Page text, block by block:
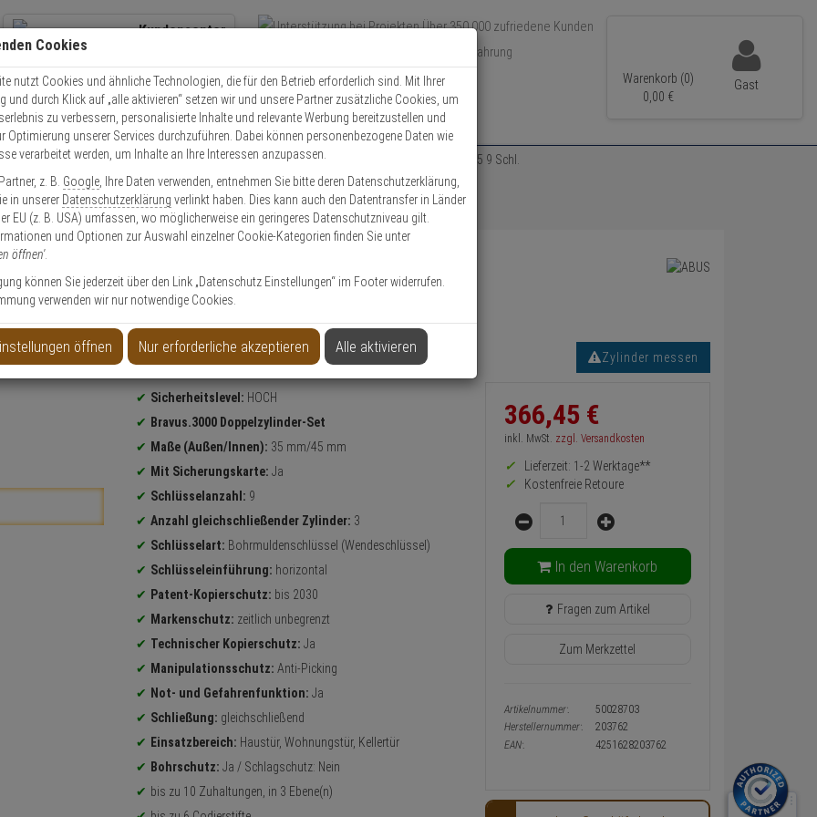
Kundencenter
Kontaktservice nutzen
Mo. - Do.: 8:00 - 16:30 Fr. 8:00 - 14:00 Uhr
Über 350.000 zufriedene Kunden
Über 15 Jahre Erfahrung
Schneller Versand
Warenkorb (0)
0, 00 €
Gast
Schließzylinder Schließzylinder Set 3er Abus Bravus 3000 Doppelzylinder 35/45 9 Schl.
35/45 9 Schl.
Zylinder messen
Produktinformationen
Sicherheitslevel: HOCH
Bravus.3000 Doppelzylinder-Set
Maße (Außen/Innen): 35 mm/45 mm
Mit Sicherungskarte: Ja
Schlüsselanzahl: 9
Anzahl gleichschließender Zylinder: 3
Schlüsselart: Bohrmuldenschlüssel (Wendeschlüssel)
Schlüsseleinführung: horizontal
Patent-Kopierschutz: bis 2030
Markenschutz: zeitlich unbegrenzt
Technischer Kopierschutz: Ja
Manipulationsschutz: Anti-Picking
Not- und Gefahrenfunktion: Ja
Schließung: gleichschließend
Einsatzbereich: Haustür, Wohnungstür, Kellertür
Bohrschutz: Ja / Schlagschutz: Nein
bis zu 10 Zuhaltungen, in 3 Ebene(n)
Informationen
zurück
Preis,
und
Warenkorb-
Konfigurieren-
Button
366,45 €
inkl. MwSt. zzgl. Versandkosten
Lieferzeit: 1-2 Werktage**
Kostenfreie Retoure
Menge
In den Warenkorb
Fragen zum Artikel
Zum Merkzettel
Artikelnummer:
50028703
Herstellernummer:
203762
EAN:
4251628203762
Cookies
nutzt Cookies und ähnliche Technologien, die für den Betrieb erforderlich sind. Mit Ihrer
und durch Klick auf „alle aktivieren“ setzen wir und unsere Partner zusätzliche Cookies, um
zu verbessern, personalisierte Inhalte und relevante Werbung bereitzustellen und
Optimierung unserer Services durchzuführen. Dabei können personenbezogene Daten wie
verarbeitet werden, um Inhalte an Ihre Interessen anzupassen.
z. B. Google , Ihre Daten verwenden, entnehmen Sie bitte deren Datenschutzerklärung,
in unserer Datenschutzerklärung verlinkt haben. Dies kann auch den Datentransfer in Länder
EU (z. B. USA) umfassen, wo möglicherweise ein geringeres Datenschutzniveau gilt.
und Optionen zur Auswahl einzelner Cookie-Kategorien finden Sie unter
öffnen'.
können Sie jederzeit über den Link „Datenschutz Einstellungen“ im Footer widerrufen.
verwenden wir nur notwendige Cookies.
öffnen Nur erforderliche akzeptieren Alle aktivieren